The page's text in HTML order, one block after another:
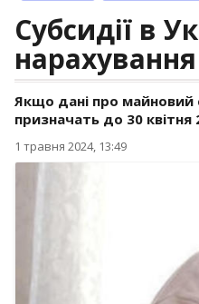
Субсидії в
Якщо дані про майновий
призначать до 30 квітня
1 травня 2024, 13:49